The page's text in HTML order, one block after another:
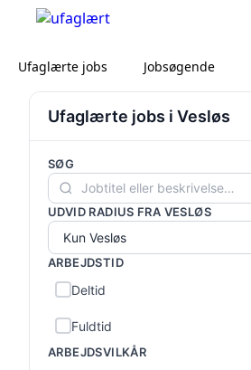
Ufaglærte jobs Jobsøgende
Ufaglærte jobs i Vesløs
SØG
UDVID RADIUS FRA VESLØS
ARBEJDSTID
Deltid
Fuldtid
ARBEJDSVILKÅR